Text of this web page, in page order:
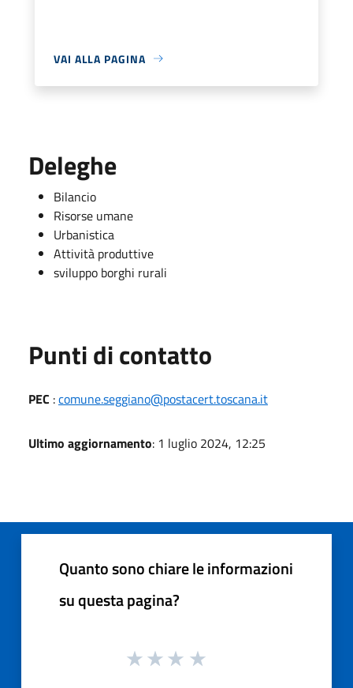
VAI ALLA PAGINA
Deleghe
Bilancio
Risorse umane
Urbanistica
Attività produttive
sviluppo borghi rurali
Punti di contatto
PEC :comune.seggiano@postacert.toscana.it
Ultimo aggiornamento: 1 luglio 2024, 12:25
Quanto sono chiare le informazioni
su questa pagina?